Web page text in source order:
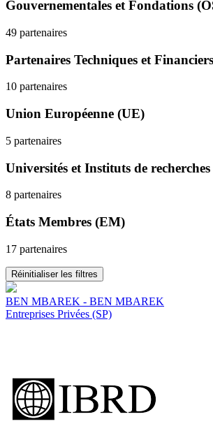
Gouvernementales et Fondations
49 partenaires
Partenaires Techniques et
10 partenaires
Union Européenne (UE)
5 partenaires
Universités et Instituts de
8 partenaires
États Membres (EM)
17 partenaires
Réinitialiser les filtres
BEN MBAREK - BEN MBAREK
Entreprises Privées (SP)